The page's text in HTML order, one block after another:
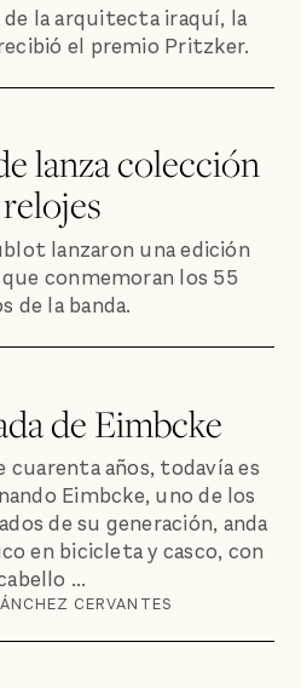
de la arquitecta iraquí, la
el premio Pritzker.
lanza colección
lanzaron una edición
conmemoran los 55
de la banda.
de Eimbcke
cuarenta años, todavía es
Eimbcke, uno de los
de su generación, anda
en bicicleta y casco, con
...
CERVANTES